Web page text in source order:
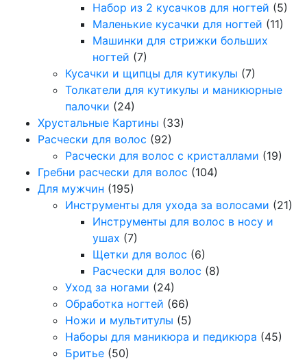
Набор из 2 кусачков для ногтей (5)
Маленькие кусачки для ногтей (11)
Машинки для стрижки больших
ногтей (7)
Кусачки и щипцы для кутикулы (7)
Толкатели для кутикулы и маникюрные
палочки (24)
Хрустальные Картины (33)
Расчески для волос (92)
Расчески для волос с кристаллами (19)
Гребни расчески для волос (104)
Для мужчин (195)
Инструменты для ухода за волосами (21)
Инструменты для волос в носу и
ушах (7)
Щетки для волос (6)
Расчески для волос (8)
Уход за ногами (24)
Обработка ногтей (66)
Ножи и мультитулы (5)
Наборы для маникюра и педикюра (45)
Бритье (50)